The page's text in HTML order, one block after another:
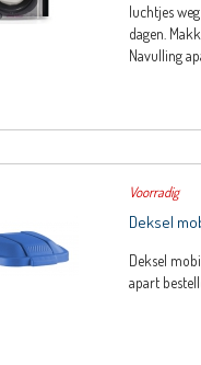
luchtjes
dagen.
Navulling
Voorradig
Deksel
Deksel
apart